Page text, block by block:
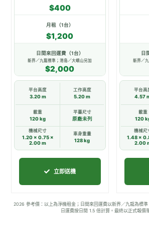
$400
月租（1台）
$1,200
日間來回運費（1台）
新界／九龍標準；港島／大嶼山另加
$2,000
平台高度
3.20 m
工作高度
5.20 m
載重
120 kg
平臺尺寸
原廠未列
機械尺寸
1.20 × 0.75 ×
2.00 m
車身重量
128 kg
立即送機
頁
面
選
擇
選
項
日
新界／
平台高
4.57
載重
120
機械尺
1.48 ×
2.00
2026 參考價：以上為淨機租金；日間來回運費以新界／九龍為標
日運費按日間 1.5 倍計算。最終以正式報價